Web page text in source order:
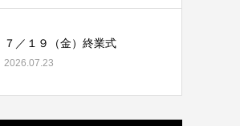
７／１９（金）終業式
2026.07.23